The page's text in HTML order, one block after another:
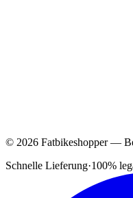
© 2026 Fatbikeshopper —
Schnelle Lieferung·100%